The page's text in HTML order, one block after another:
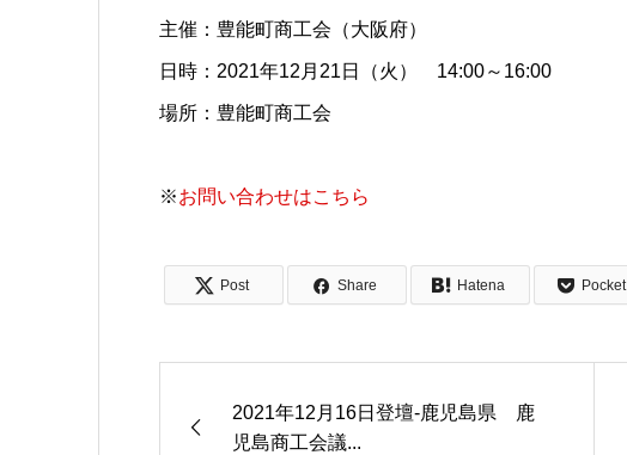
主催：豊能町商工会（大阪府）
日時：2021年12月21日（火） 14:00～16:00
場所：豊能町商工会
※お問い合わせはこちら
Post Share Hatena Pocket
2021年12月16日登壇-鹿児島県 鹿
児島商工会議...